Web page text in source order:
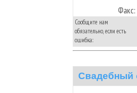
Факс:
Сообщите нам
обязательно, если есть
ошибка: